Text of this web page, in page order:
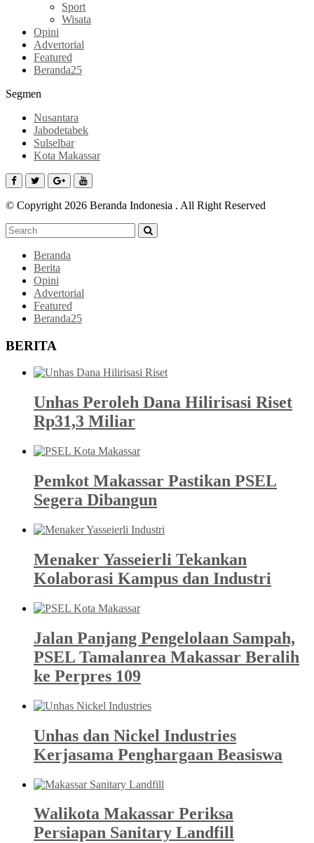
Sport
Wisata
Opini
Advertorial
Featured
Beranda25
Segmen
Nusantara
Jabodetabek
Sulselbar
Kota Makassar
© Copyright 2026 Beranda Indonesia . All Right Reserved
Beranda
Berita
Opini
Advertorial
Featured
Beranda25
BERITA
Unhas Peroleh Dana Hilirisasi Riset
Rp31,3 Miliar
Pemkot Makassar Pastikan PSEL
Segera Dibangun
Menaker Yasseierli Tekankan
Kolaborasi Kampus dan Industri
Jalan Panjang Pengelolaan Sampah,
PSEL Tamalanrea Makassar Beralih
ke Perpres 109
Unhas dan Nickel Industries
Kerjasama Penghargaan Beasiswa
Walikota Makassar Periksa
Persiapan Sanitary Landfill